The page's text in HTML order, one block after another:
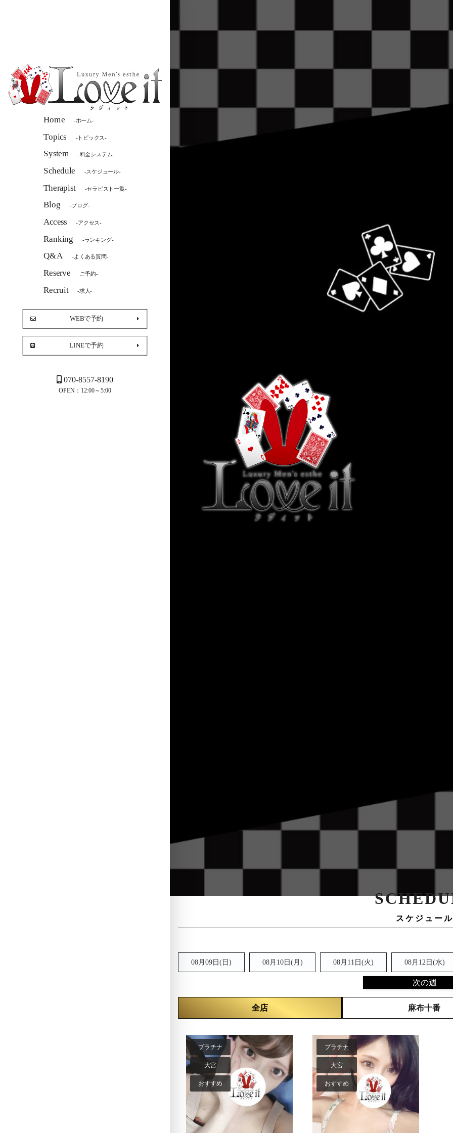
Home -ホーム-
Topics -トピックス-
System -料金システム-
Schedule -スケジュール-
Therapist -セラピスト一覧-
Blog -ブログ-
Access -アクセス-
Ranking -ランキング-
Q&A -よくある質問-
Reserve ご予約-
Recruit -求人-
WEBで予約
LINEで予約
070-8557-8190
OPEN：12:00～5:00
08月09日(日 ) 08月10日(月) 08月11日(火) 08月12日(水)
次の週
全店 麻布十番
プラチナ
大宮
おすすめ
プラチナ
大宮
おすすめ